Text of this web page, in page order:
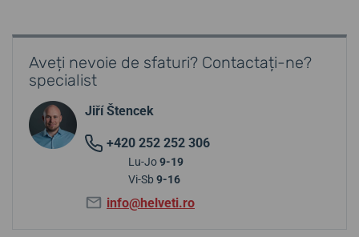
Aveți nevoie de sfaturi? Contactați-ne?
specialist
Jiří Štencek
+420 252 252 306
Lu-Jo9-19
Vi-Sb 9-16
info@helveti.ro